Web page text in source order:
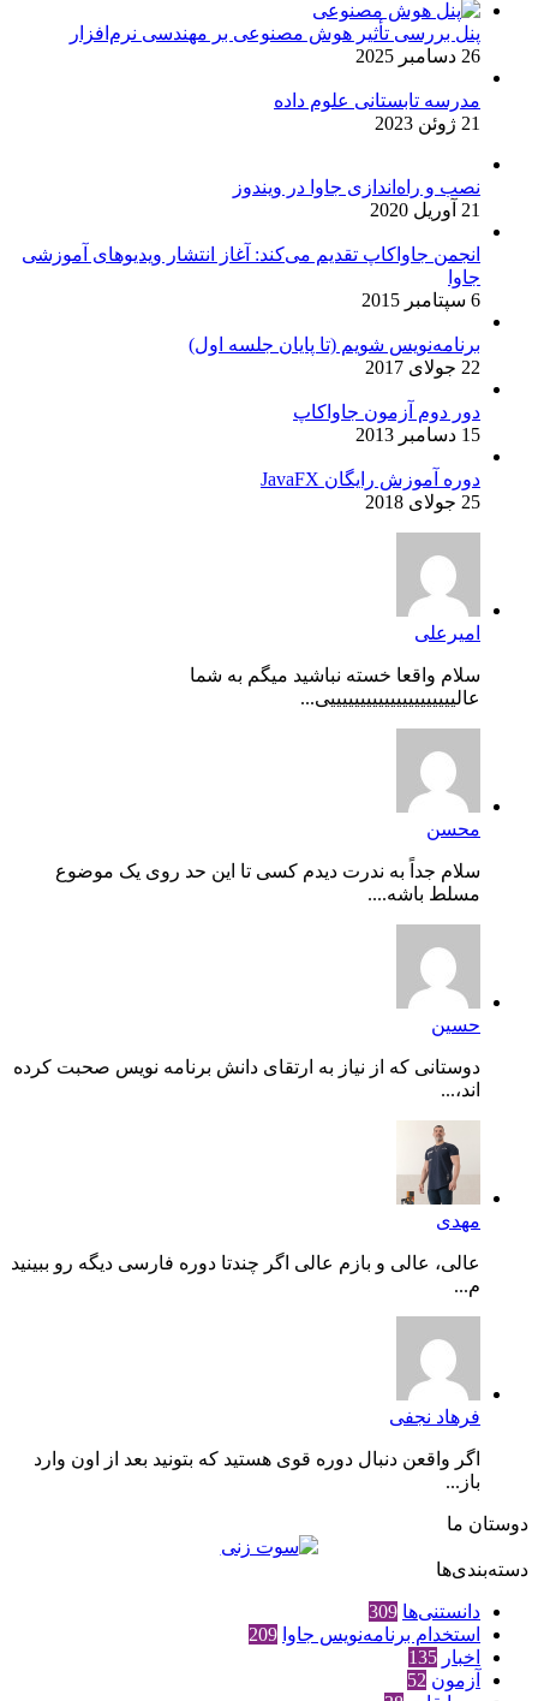
پنل بررسی تأثیر هوش مصنوعی بر مهندسی نرم‌افزار
26 دسامبر 2025
مدرسه تابستانی علوم داده
21 ژوئن 2023
نصب و راه‌اندازی جاوا در ویندوز
21 آوریل 2020
انجمن جاواکاپ تقدیم می‌کند: آغاز انتشار ویدیوهای آموزشی
جاوا
6 سپتامبر 2015
برنامه‌نویس شویم (تا پایان جلسه اول)
22 جولای 2017
دور دوم آزمون جاواکاپ
15 دسامبر 2013
دوره آموزش رایگان JavaFX
25 جولای 2018
امیرعلی
سلام واقعا خسته نباشید میگم به شما
عالیییییییییییییییییییییی...
محسن
سلام جداً به ندرت دیدم کسی تا این حد روی یک موضوع
مسلط باشه....
حسین
دوستانی که از نیاز به ارتقای دانش برنامه نویس صحبت کرده
اند،...
مهدی
عالی، عالی و بازم عالی اگر چندتا دوره فارسی دیگه رو ببینید
م...
فرهاد نجفی
اگر واقعن دنبال دوره قوی هستید که بتونید بعد از اون وارد
باز...
دوستان ما
دسته‌بندی‌ها
دانستنی‌ها 309
استخدام برنامه‌نویس جاوا 209
اخبار 135
آزمون 52